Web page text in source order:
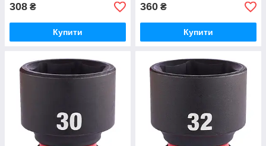
308 ₴
Купити
360 ₴
Купити